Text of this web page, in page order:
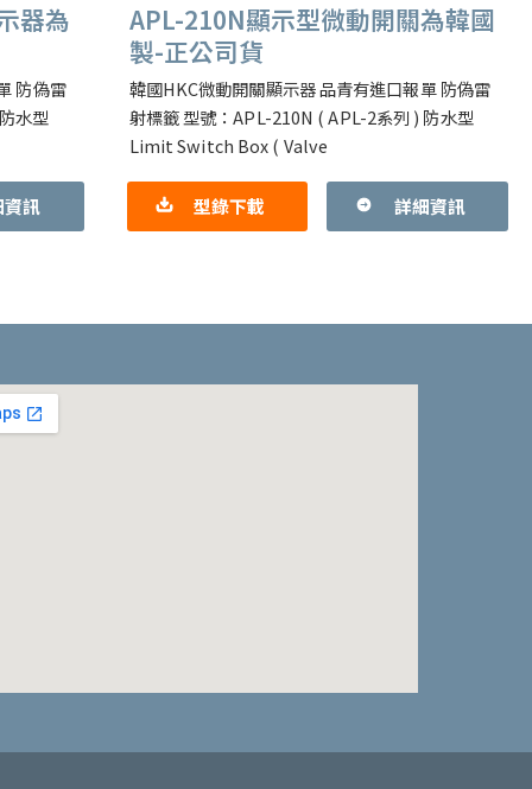
器為
防偽雷
水型
資訊
APL-210N顯示型微動開關為韓國
製-正公司貨
韓國HKC微動開關顯示器 品青有進口報單 防偽雷
射標籤 型號：APL-210N ( APL-2系列 ) 防水型
Limit Switch Box ( Valve
型錄下載 詳細資訊